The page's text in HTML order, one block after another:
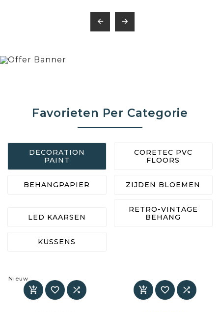
 
Favorieten Per Categorie
DECORATION
PAINT
CORETEC PVC
FLOORS
BEHANGPAPIER ZIJDEN BLOEMEN
LED KAARSEN
RETRO-VINTAGE
BEHANG
KUSSENS
Nieuw
     